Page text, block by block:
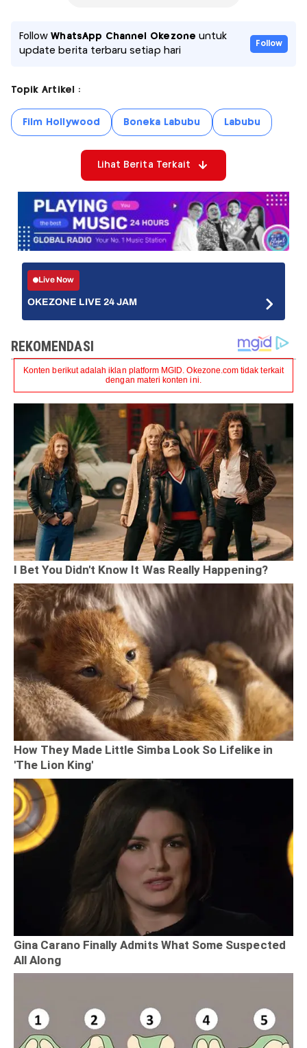
FollowWhatsApp Channel Okezone untuk
update berita terbaru setiap hari
Follow
Topik Artikel :
Film Hollywood Boneka Labubu Labubu
Lihat Berita Terkait
Live Now
OKEZONE LIVE 24 JAM